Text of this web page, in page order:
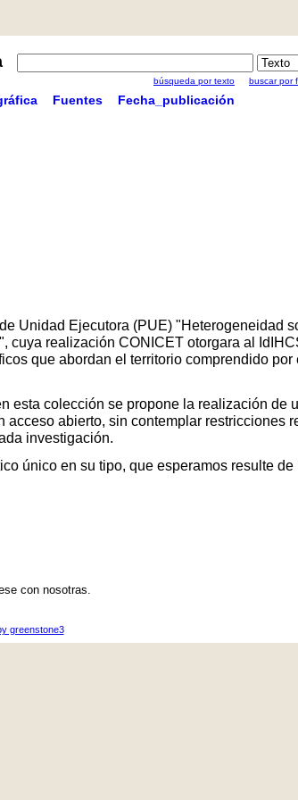
búsqueda por texto buscar por
Fuentes Fecha_publicación
Unidad Ejecutora (PUE) "Heterogeneidad
realización CONICET otorgara al
que abordan el territorio comprendido
esta colección se propone la realización de
abierto, sin contemplar restricciones
investigación.
único en su tipo, que esperamos resulte
con nosotras.
greenstone3